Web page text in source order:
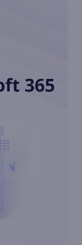
co
w 2024 r.
rynek?
i
Xboksa